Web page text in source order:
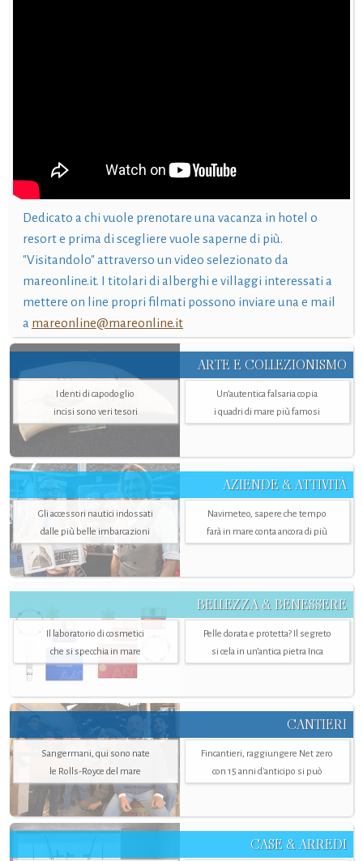
Dedicato a chi vuole prenotare una vacanza in hotel o
resort e prima di scegliere vuole saperne di più.
"Visitandolo" attraverso un video selezionato da
mareonline.it. I titolari di alberghi e villaggi interessati a
mettere on line propri filmati possono inviare una e mail
a mareonline@mareonline.it
ARTE E COLLEZIONISMO
I denti di capodoglio
incisi sono veri tesori
Un’autentica falsaria copia
i quadri di mare più famosi
AZIENDE & ATTIVITÀ
Gli accessori nautici indossati
dalle più belle imbarcazioni
Navimeteo, sapere che tempo
farà in mare conta ancora di più
BELLEZZA & BENESSERE
Il laboratorio di cosmetici
che si specchia in mare
Pelle dorata e protetta? Il segreto
si cela in un’antica pietra Inca
CANTIERI
Sangermani, qui sono nate
le Rolls-Royce del mare
Fincantieri, raggiungere Net zero
con 15 anni d'anticipo si può
CASE & ARREDI